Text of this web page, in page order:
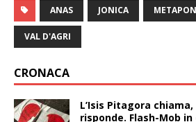
ANAS JONICA
VAL D'AGRI
CRONACA
L’Isis Pitagora
risponde. Flash-Mob